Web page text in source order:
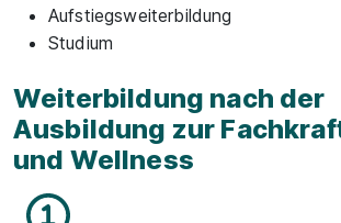
Aufstiegsweiterbildung
Studium
Weiterbildung nach der
Ausbildung zur
und Wellness